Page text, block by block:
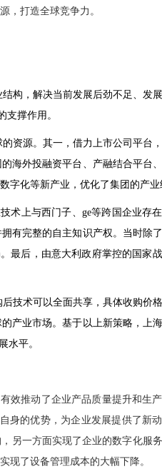
，打造全球竞争力。
构，解决当前发展后劲不足、发
撑作用。
资源。其一，借力上市公司平台
海外投融资平台、产融结合平台
化等新产业，优化了集团的产业
术上与西门子、 ge等跨国企业存
有完整的自主知识产权。当时除
最后，由意大利政府掌控的国家
技术可以全面共享，具体收购价
产业市场。基于以上新策略，上
水平。
效推动了企业产品质量提升和生
身的优势，为企业发展提供了新
另一方面实现了企业的数字化服务
现了设备管理成本的大幅下降。